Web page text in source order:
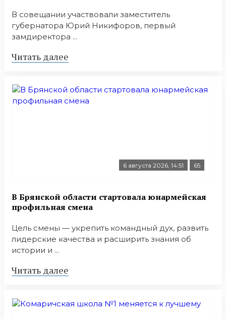
В совещании участвовали заместитель
губернатора Юрий Никифоров, первый
замдиректора ...
Читать далее
6 августа 2026, 14:51 65
В Брянской области стартовала юнармейская
профильная смена
Цель смены — укрепить командный дух, развить
лидерские качества и расширить знания об
истории и ...
Читать далее